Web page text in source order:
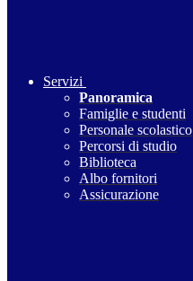
Servizi
Panoramica
Famiglie e studenti
Personale scolastico
Percorsi di studio
Biblioteca
Albo fornitori
Assicurazione